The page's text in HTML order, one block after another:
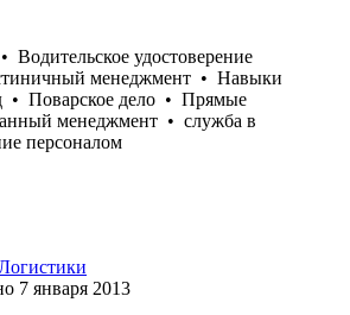
• Водительское удостоверение
менеджмент • Навыки
• Поварское дело • Прямые
менеджмент • служба в
персоналом
7 января 2013